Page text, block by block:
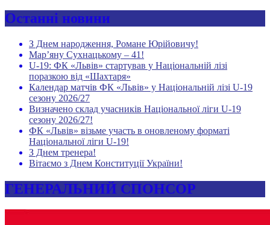
Останні новини
З Днем народження, Романе Юрійовичу!
Мар’яну Сухнацькому – 41!
U-19: ФК «Львів» стартував у Національній лізі
поразкою від «Шахтаря»
Календар матчів ФК «Львів» у Національній лізі U-19
сезону 2026/27
Визначено склад учасників Національної ліги U-19
сезону 2026/27!
ФК «Львів» візьме участь в оновленому форматі
Національної ліги U-19!
З Днем тренера!
Вітаємо з Днем Конституції України!
ГЕНЕРАЛЬНИЙ СПОНСОР